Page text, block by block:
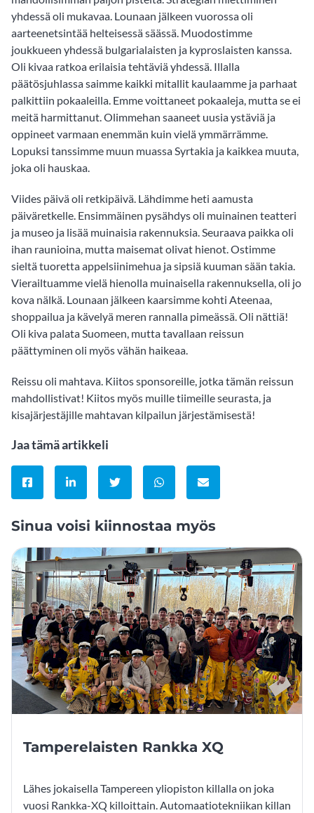
yhdessä oli mukavaa. Lounaan jälkeen vuorossa oli
aarteenetsintää helteisessä säässä. Muodostimme
joukkueen yhdessä bulgarialaisten ja kyproslaisten kanssa.
Oli kivaa ratkoa erilaisia tehtäviä yhdessä. Illalla
päätösjuhlassa saimme kaikki mitallit kaulaamme ja parhaat
palkittiin pokaaleilla. Emme voittaneet pokaaleja, mutta se ei
meitä harmittanut. Olimmehan saaneet uusia ystäviä ja
oppineet varmaan enemmän kuin vielä ymmärrämme.
Lopuksi tanssimme muun muassa Syrtakia ja kaikkea muuta,
joka oli hauskaa.
Viides päivä oli retkipäivä. Lähdimme heti aamusta
päiväretkelle. Ensimmäinen pysähdys oli muinainen teatteri
ja museo ja lisää muinaisia rakennuksia. Seuraava paikka oli
ihan raunioina, mutta maisemat olivat hienot. Ostimme
sieltä tuoretta appelsiinimehua ja sipsiä kuuman sään takia.
Vierailtuamme vielä hienolla muinaisella rakennuksella, oli jo
kova nälkä. Lounaan jälkeen kaarsimme kohti Ateenaa,
shoppailua ja kävelyä meren rannalla pimeässä. Oli nättiä!
Oli kiva palata Suomeen, mutta tavallaan reissun
päättyminen oli myös vähän haikeaa.
Reissu oli mahtava. Kiitos sponsoreille, jotka tämän reissun
mahdollistivat! Kiitos myös muille tiimeille seurasta, ja
kisajärjestäjille mahtavan kilpailun järjestämisestä!
Jaa tämä artikkeli
Jaa Facebookissa
Jaa LinkedInissä
Jaa TwitterissäJaa WhatsAppissa
Jaa sähköpostitse
Sinua voisi kiinnostaa myös
Tamperelaisten Rankka XQ
Lähes jokaisella Tampereen yliopiston killalla on joka
vuosi Rankka-XQ killoittain. Automaatiotekniikan killan